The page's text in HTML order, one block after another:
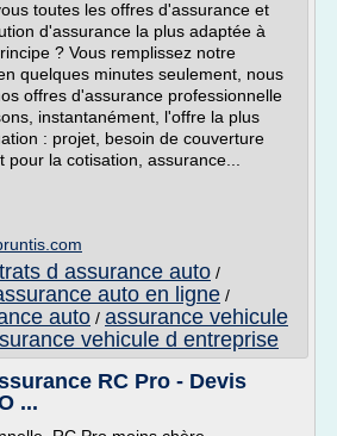
toutes les offres d'assurance et
d'assurance la plus adaptée à
? Vous remplissez notre
quelques minutes seulement, nous
offres d'assurance professionnelle
instantanément, l'offre la plus
: projet, besoin de couverture
la cotisation, assurance...
d assurance auto /
auto en ligne /
auto / assurance vehicule
vehicule d entreprise
RC Pro - Devis
...